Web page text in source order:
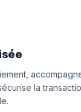
la